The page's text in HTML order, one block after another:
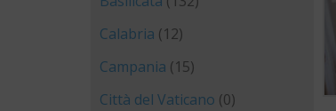
Calabria (12)
Campania (15)
Città del Vaticano (0)